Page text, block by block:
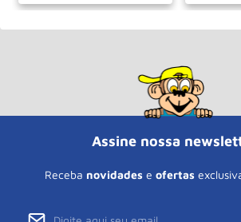
Assine nossa
Receba novidades e ofertas